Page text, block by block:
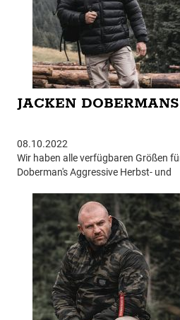
JACKEN DOBERMANS
08.10.2022
Wir haben alle verfügbaren Größen
Doberman's Aggressive Herbst- und
gegenüber dem letzten Jahr
geblieben sind!